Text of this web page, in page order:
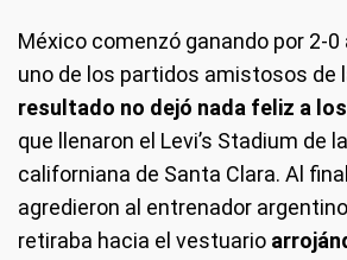
México comenzó ganando por 2-
uno de los partidos amistosos de
resultado no dejó nada feliz a
que llenaron el Levi’s Stadium de
californiana de Santa Clara. Al
agredieron al entrenador
retiraba hacia el vestuario